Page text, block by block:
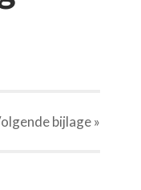
bijlage»